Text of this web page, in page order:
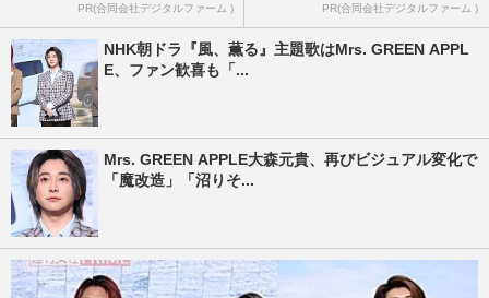
PR(合同会社デジタルファーム ) PR(合同会社デジタルファーム )
NHK朝ドラ『風、薫る』主題歌はMrs. GREEN APPL
E、ファン歓喜も「...
Mrs. GREEN APPLE大森元貴、再びビジュアル変化で
「魔改造」「沼りそ...